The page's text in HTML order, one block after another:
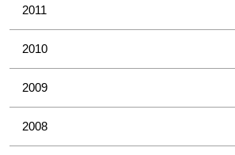
2011
2010
2009
2008